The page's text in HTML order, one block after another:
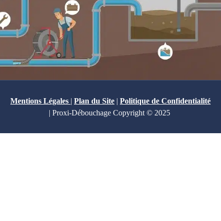
Mentions Légales | Plan du Site | Politique de Confidentialité
| Proxi-Débouchage Copyright © 2025